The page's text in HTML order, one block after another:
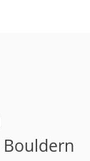
Bouldern